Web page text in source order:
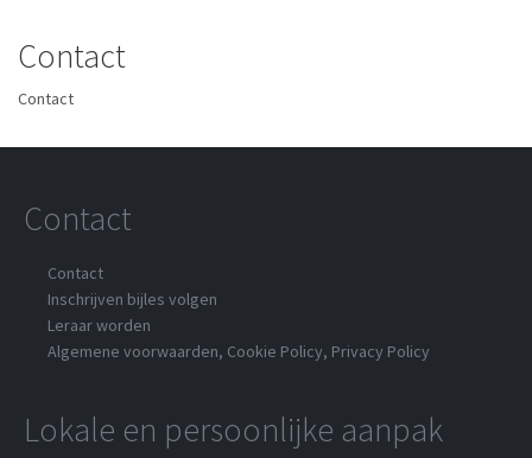
Contact
Contact
Contact
Contact
Inschrijven bijles volgen
Leraar worden
Algemene voorwaarden, Cookie Policy, Privacy Policy
Lokale en persoonlijke aanpak